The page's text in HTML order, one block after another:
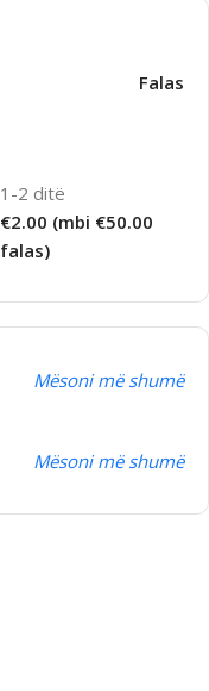
Falas
1-2 ditë
€2.00 (mbi €50.00
falas)
Mësoni më shumë
Mësoni më shumë